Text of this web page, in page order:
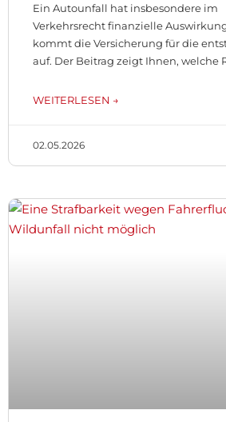
Ein Autounfall hat insbesondere im
Verkehrsrecht finanzielle
kommt die Versicherung für die
auf. Der Beitrag zeigt Ihnen, welche
WEITERLESEN →
02.05.2026